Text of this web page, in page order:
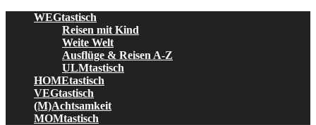
WEGtastisch
Reisen mit Kind
Weite Welt
Ausflüge & Reisen A-Z
ULMtastisch
HOMEtastisch
VEGtastisch
(M)Achtsamkeit
MOMtastisch